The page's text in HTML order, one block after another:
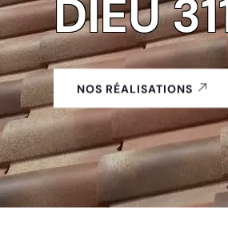
DIEU
NOS RÉALISATIONS